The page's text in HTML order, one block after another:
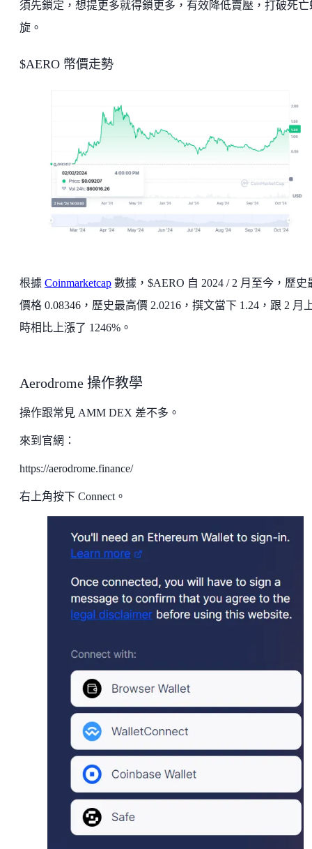
須先鎖定，想提更多就得鎖更多，有效降低賣壓，打破死亡
旋。
$AERO 幣價走勢
根據 Coinmarketcap 數據，$AERO 自 2024 / 2 月至今，歷史
價格 0.08346，歷史最高價 2.0216，撰文當下 1.24，跟 2 月
時相比上漲了 1246%。
Aerodrome 操作教學
操作跟常見 AMM DEX 差不多。
來到官網：
https://aerodrome.finance/
右上角按下 Connect。